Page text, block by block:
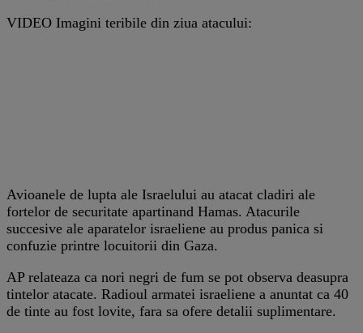
VIDEO Imagini teribile din ziua atacului:
Avioanele de lupta ale Israelului au atacat cladiri ale
fortelor de securitate apartinand Hamas. Atacurile
succesive ale aparatelor israeliene au produs panica si
confuzie printre locuitorii din Gaza.
AP relateaza ca nori negri de fum se pot observa deasupra
tintelor atacate. Radioul armatei israeliene a anuntat ca 40
de tinte au fost lovite, fara sa ofere detalii suplimentare.